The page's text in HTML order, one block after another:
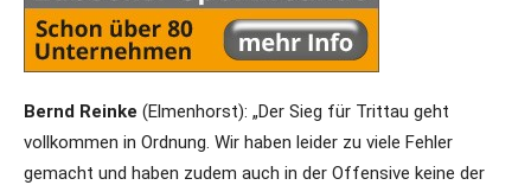
Bernd Reinke (Elmenhorst): „Der Sieg für Trittau geht
vollkommen in Ordnung. Wir haben leider zu viele Fehler
gemacht und haben zudem auch in der Offensive keine der